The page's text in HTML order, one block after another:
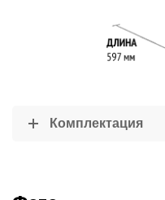
Комплектация